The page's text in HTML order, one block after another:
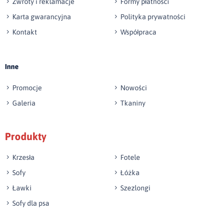
Wyślij opinię
Karta gwarancyjna
Polityka prywatności
Kontakt
Współpraca
Inne
Promocje
Nowości
Galeria
Tkaniny
Produkty
Krzesła
Fotele
Sofy
Łóżka
Ławki
Szezlongi
Sofy dla psa